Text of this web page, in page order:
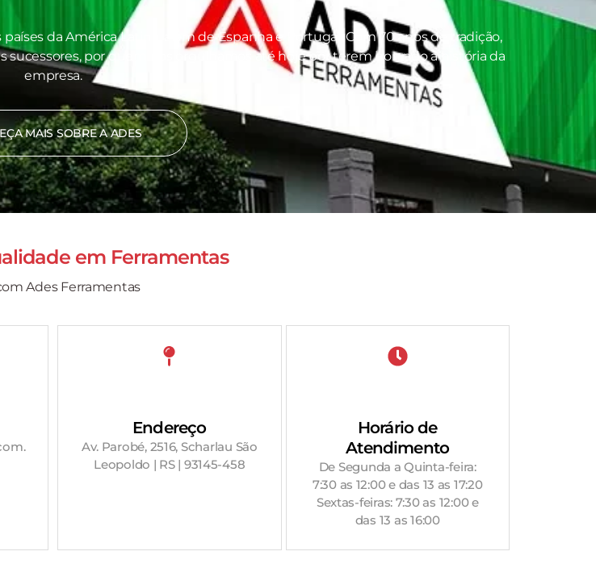
da América Latina, além de Espanha e Portugal. Com 70 anos de tradição,
sucessores, por quem nos orgulhamos até hoje por terem honrado a história da
empresa.
MAIS SOBRE A ADES
em Ferramentas
Ades Ferramentas
Endereço
Av. Parobé, 2516, Scharlau São
Leopoldo | RS | 93145-458
Horário de
Atendimento
De Segunda a Quinta-feira:
7:30 as 12:00 e das 13 as 17:20
Sextas-feiras: 7:30 as 12:00 e
das 13 as 16:00